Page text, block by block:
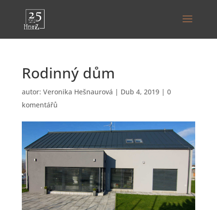
Rodinný dům
autor: Veronika Hešnaurová | Dub 4, 2019| 0
komentářů